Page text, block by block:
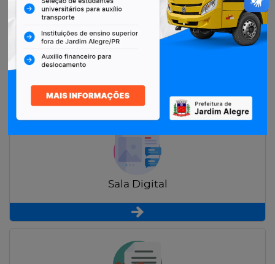
Restituição de Contribuintes
Sala Digital